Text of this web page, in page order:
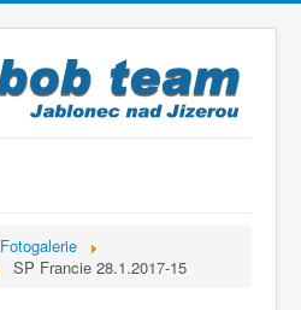
Fotogalerie
SP Francie 28.1.2017-15